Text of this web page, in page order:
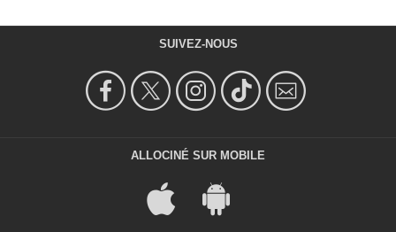
SUIVEZ-NOUS
ALLOCINÉ SUR MOBILE